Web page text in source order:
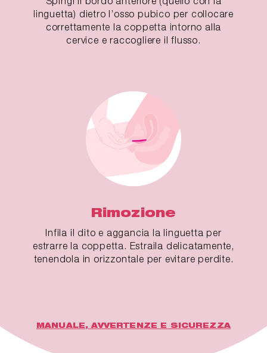
linguetta) dietro l’osso pubico per collocare
correttamente la coppetta intorno alla
cervice e raccogliere il flusso.
Rimozione
Infila il dito e aggancia la linguetta per
estrarre la coppetta. Estraila delicatamente,
tenendola in orizzontale per evitare perdite.
MANUALE, AVVERTENZE E SICUREZZA